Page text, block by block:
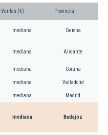
Ventas (€) Provincia
mediana Gerona
mediana Alicante
mediana Coruña
mediana Valladolid
mediana Madrid
mediana Badajoz